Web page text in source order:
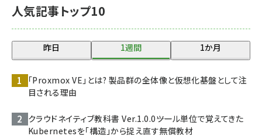
人気記事トップ10
昨日 1週間 1か月
「Proxmox VE」とは? 製品群の全体像と仮想化基盤として注
目される理由
クラウドネイティブ教科書 Ver.1.0.0――ツール単位で覚えてきた
Kubernetesを「構造」から捉え直す無償教材